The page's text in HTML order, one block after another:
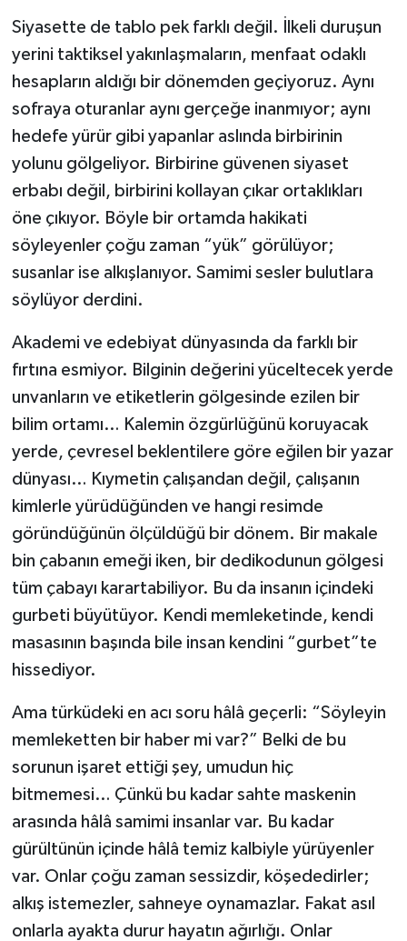
Siyasette de tablo pek farklı değil. İlkeli duruşun
yerini taktiksel yakınlaşmaların, menfaat odaklı
hesapların aldığı bir dönemden geçiyoruz. Aynı
sofraya oturanlar aynı gerçeğe inanmıyor; aynı
hedefe yürür gibi yapanlar aslında birbirinin
yolunu gölgeliyor. Birbirine güvenen siyaset
erbabı değil, birbirini kollayan çıkar ortaklıkları
öne çıkıyor. Böyle bir ortamda hakikati
söyleyenler çoğu zaman “yük” görülüyor;
susanlar ise alkışlanıyor. Samimi sesler bulutlara
söylüyor derdini.
Akademi ve edebiyat dünyasında da farklı bir
fırtına esmiyor. Bilginin değerini yüceltecek yerde
unvanların ve etiketlerin gölgesinde ezilen bir
bilim ortamı… Kalemin özgürlüğünü koruyacak
yerde, çevresel beklentilere göre eğilen bir yazar
dünyası… Kıymetin çalışandan değil, çalışanın
kimlerle yürüdüğünden ve hangi resimde
göründüğünün ölçüldüğü bir dönem. Bir makale
bin çabanın emeği iken, bir dedikodunun gölgesi
tüm çabayı karartabiliyor. Bu da insanın içindeki
gurbeti büyütüyor. Kendi memleketinde, kendi
masasının başında bile insan kendini “gurbet”te
hissediyor.
Ama türküdeki en acı soru hâlâ geçerli: “Söyleyin
memleketten bir haber mi var?” Belki de bu
sorunun işaret ettiği şey, umudun hiç
bitmemesi… Çünkü bu kadar sahte maskenin
arasında hâlâ samimi insanlar var. Bu kadar
gürültünün içinde hâlâ temiz kalbiyle yürüyenler
var. Onlar çoğu zaman sessizdir, köşededirler;
alkış istemezler, sahneye oynamazlar. Fakat asıl
onlarla ayakta durur hayatın ağırlığı. Onlar